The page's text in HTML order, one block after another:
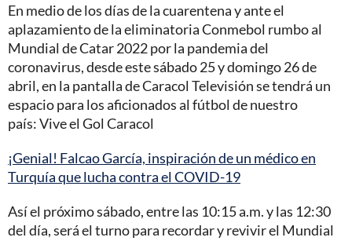
En medio de los días de la cuarentena y ante el
aplazamiento de la eliminatoria Conmebol rumbo al
Mundial de Catar 2022 por la pandemia del
coronavirus, desde este sábado 25 y domingo 26 de
abril, en la pantalla de Caracol Televisión se tendrá un
espacio para los aficionados al fútbol de nuestro
país: Vive el Gol Caracol
¡Genial! Falcao García, inspiración de un médico en
Turquía que lucha contra el COVID-19
Así el próximo sábado, entre las 10:15 a.m. y las 12:30
del día, será el turno para recordar y revivir el Mundial